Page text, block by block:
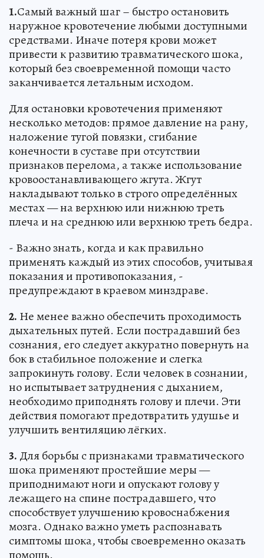
1.Самый важный шаг – быстро остановить
наружное кровотечение любыми доступными
средствами. Иначе потеря крови может
привести к развитию травматического шока,
который без своевременной помощи часто
заканчивается летальным исходом.
Для остановки кровотечения применяют
несколько методов: прямое давление на рану,
наложение тугой повязки, сгибание
конечности в суставе при отсутствии
признаков перелома, а также использование
кровоостанавливающего жгута. Жгут
накладывают только в строго определённых
местах — на верхнюю или нижнюю треть
плеча и на среднюю или верхнюю треть бедра.
- Важно знать, когда и как правильно
применять каждый из этих способов, учитывая
показания и противопоказания, -
предупреждают в краевом минздраве.
2. Не менее важно обеспечить проходимость
дыхательных путей. Если пострадавший без
сознания, его следует аккуратно повернуть на
бок в стабильное положение и слегка
запрокинуть голову. Если человек в сознании,
но испытывает затруднения с дыханием,
необходимо приподнять голову и плечи. Эти
действия помогают предотвратить удушье и
улучшить вентиляцию лёгких.
3. Для борьбы с признаками травматического
шока применяют простейшие меры —
приподнимают ноги и опускают голову у
лежащего на спине пострадавшего, что
способствует улучшению кровоснабжения
мозга. Однако важно уметь распознавать
симптомы шока, чтобы своевременно оказать
помощь.